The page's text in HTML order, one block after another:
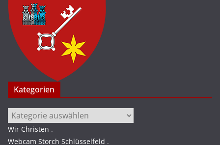
Kategorien
Kategorien
Wir Christen .
Webcam Storch Schlüsselfeld .